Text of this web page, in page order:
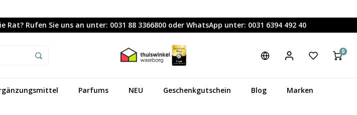
Rat? Rufen Sie uns an unter: 0031 88 3366800 oder WhatsApp unter: 0031 6394 492 40
0
Parfums NEU Geschenkgutschein Blog Marken